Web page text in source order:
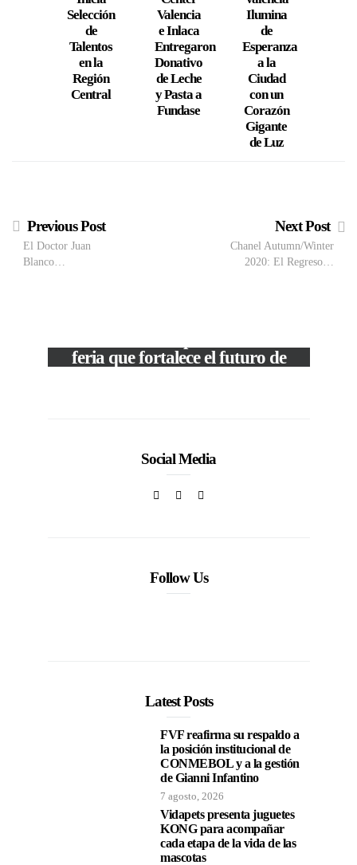
Selección
de
Talentos
en la
Región
Central
Valencia
e Inlaca
Entregaron
Donativo
de Leche
y Pasta a
Fundase
Ilumina
de
Esperanza
a la
Ciudad
con un
Corazón
Gigante
de Luz
Previous Post
El Doctor Juan
Blanco…
Next Post
Chanel Autumn/Winter
2020: El Regreso…
feria que fortalece el futuro de
Social Media
Follow Us
Latest Posts
FVF reafirma su respaldo a
la posición institucional de
CONMEBOL y a la gestión
de Gianni Infantino
7 agosto, 2026
Vidapets presenta juguetes
KONG para acompañar
cada etapa de la vida de las
mascotas